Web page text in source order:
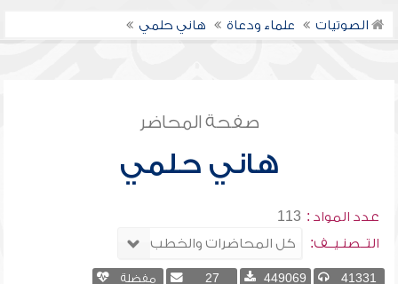
الصوتيات علماء ودعاة هاني حلمي
صفحة المحاضر
هاني حلمي
عدد المواد : 113
التــصنـيــف:
41331
449069
27 مفضلة